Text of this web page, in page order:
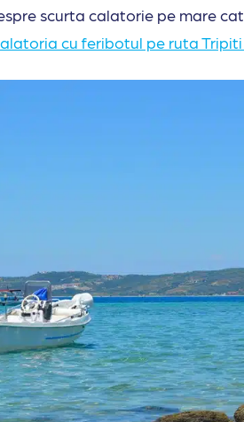
scurta calatorie pe mare
cu feribotul pe ruta